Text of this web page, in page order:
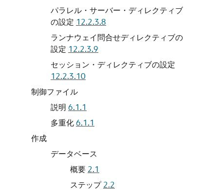
パラレル・サーバー・ディレクティブ
の設定 12.2.3.8
ランナウェイ問合せディレクティブの
設定 12.2.3.9
セッション・ディレクティブの設定
12.2.3.10
制御ファイル
説明 6.1.1
多重化6.1.1
作成
データベース
概要 2.1
ステップ2.2